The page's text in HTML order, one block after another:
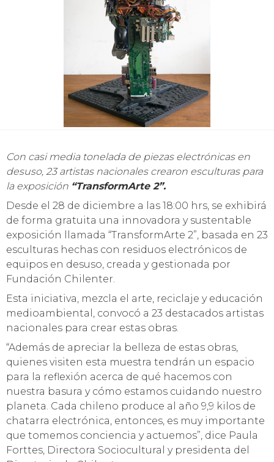
Con casi media tonelada de piezas electrónicas en
desuso, 23 artistas nacionales crearon esculturas para
la exposición “TransformArte 2”.
Desde el 28 de diciembre a las 18:00 hrs, se exhibirá
de forma gratuita una innovadora y sustentable
exposición llamada “TransformArte 2”, basada en 23
esculturas hechas con residuos electrónicos de
equipos en desuso, creada y gestionada por
Fundación Chilenter.
Esta iniciativa, mezcla el arte, reciclaje y educación
medioambiental, convocó a 23 destacados artistas
nacionales para crear estas obras.
“Además de apreciar la belleza de estas obras,
quienes visiten esta muestra tendrán un espacio
para la reflexión acerca de qué hacemos con
nuestra basura y cómo estamos cuidando nuestro
planeta. Cada chileno produce al año 9,9 kilos de
chatarra electrónica, entonces, es muy importante
que tomemos conciencia y actuemos”, dice Paula
Forttes, Directora Sociocultural y presidenta del